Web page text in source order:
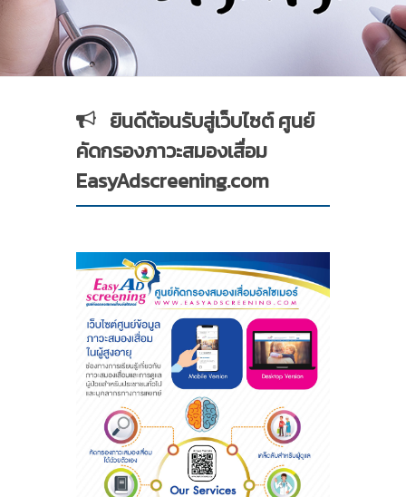
ยินดีต้อนรับสู่เว็บไซต์ ศูนย์
คัดกรองภาวะสมองเสื่อม
EasyAdscreening.com